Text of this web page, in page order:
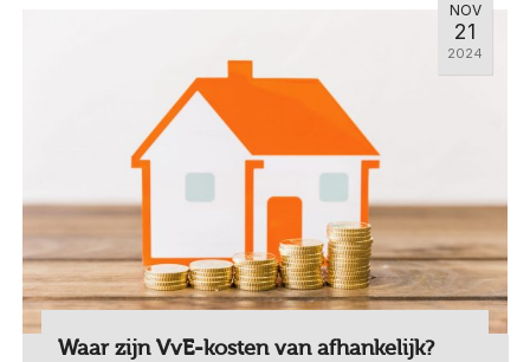
NOV
21
2024
Waar zijn VvE-kosten van afhankelijk?